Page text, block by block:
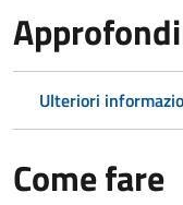
Ulteriori
Come fare